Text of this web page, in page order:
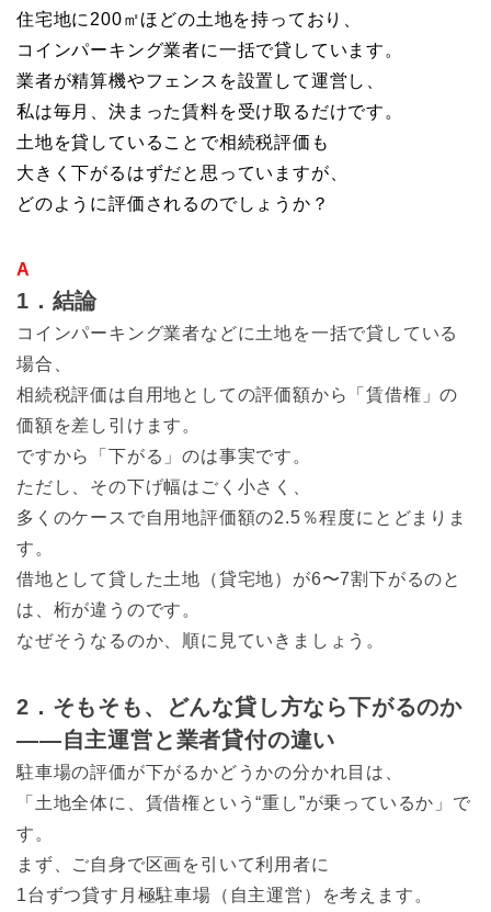
住宅地に200㎡ほどの土地を持っており、
コインパーキング業者に一括で貸しています。
業者が精算機やフェンスを設置して運営し、
私は毎月、決まった賃料を受け取るだけです。
土地を貸していることで相続税評価も
大きく下がるはずだと思っていますが、
どのように評価されるのでしょうか？
A
1．結論
コインパーキング業者などに土地を一括で貸している
場合、
相続税評価は自用地としての評価額から「賃借権」の
価額を差し引けます。
ですから「下がる」のは事実です。
ただし、その下げ幅はごく小さく、
多くのケースで自用地評価額の2.5％程度にとどまりま
す。
借地として貸した土地（貸宅地）が6〜7割下がるのと
は、桁が違うのです。
なぜそうなるのか、順に見ていきましょう。
2．そもそも、どんな貸し方なら下がるのか
――自主運営と業者貸付の違い
駐車場の評価が下がるかどうかの分かれ目は、
「土地全体に、賃借権という“重し”が乗っているか」で
す。
まず、ご自身で区画を引いて利用者に
1台ずつ貸す月極駐車場（自主運営）を考えます。